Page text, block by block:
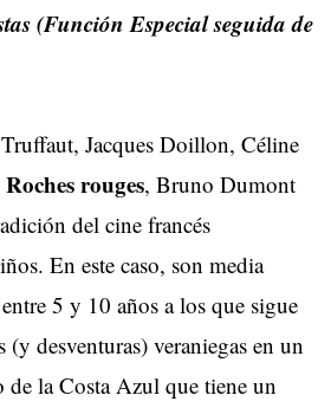
(Función Especial seguida de
Jacques Doillon, Céline
rouges, Bruno Dumont
del cine francés
En este caso, son media
5 y 10 años a los que sigue
(y desventuras) veraniegas en un
de la Costa Azul que tiene un